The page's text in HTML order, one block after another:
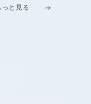
と見る